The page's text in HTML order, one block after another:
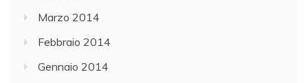
Marzo 2014
Febbraio 2014
Gennaio 2014